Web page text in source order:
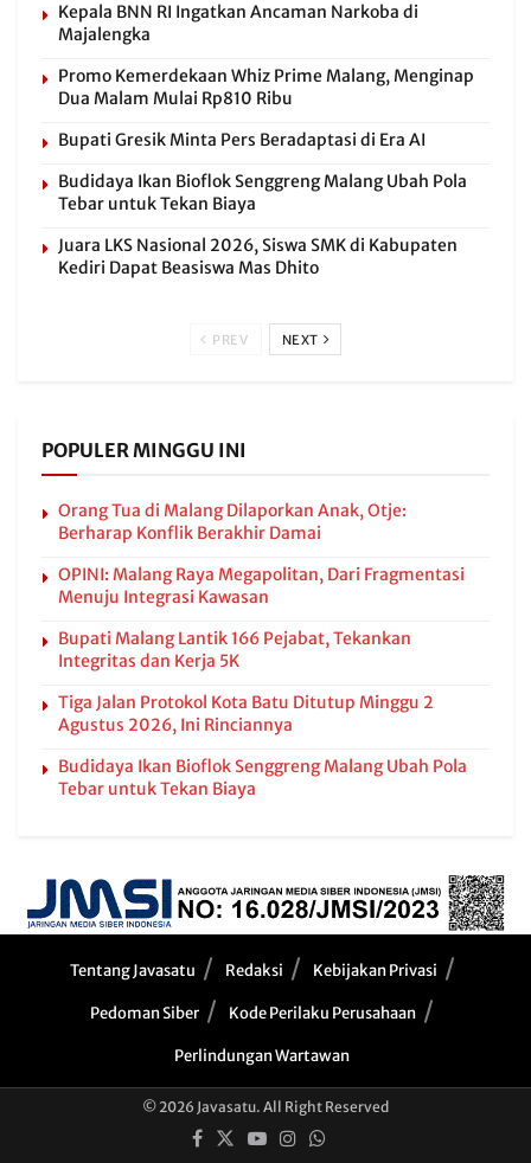
Kepala BNN RI Ingatkan Ancaman Narkoba di
Majalengka
Promo Kemerdekaan Whiz Prime Malang, Menginap
Dua Malam Mulai Rp810 Ribu
Bupati Gresik Minta Pers Beradaptasi di Era AI
Budidaya Ikan Bioflok Senggreng Malang Ubah Pola
Tebar untuk Tekan Biaya
Juara LKS Nasional 2026, Siswa SMK di Kabupaten
Kediri Dapat Beasiswa Mas Dhito
PREV NEXT
POPULER MINGGU INI
Orang Tua di Malang Dilaporkan Anak, Otje:
Berharap Konflik Berakhir Damai
OPINI: Malang Raya Megapolitan, Dari Fragmentasi
Menuju Integrasi Kawasan
Bupati Malang Lantik 166 Pejabat, Tekankan
Integritas dan Kerja 5K
Tiga Jalan Protokol Kota Batu Ditutup Minggu 2
Agustus 2026, Ini Rinciannya
Budidaya Ikan Bioflok Senggreng Malang Ubah Pola
Tebar untuk Tekan Biaya
Tentang Javasatu Redaksi Kebijakan Privasi
Pedoman Siber Kode Perilaku Perusahaan
Perlindungan Wartawan
© 2026 Javasatu. All Right Reserved